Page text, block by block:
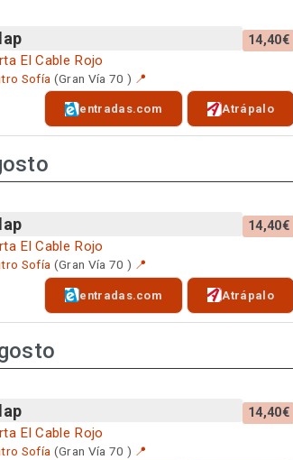
14,40€
El Cable Rojo
Sofía (Gran Vía 70 ) 📍
entradas.com Atrápalo
14,40€
El Cable Rojo
Sofía (Gran Vía 70 ) 📍
entradas.com Atrápalo
14,40€
El Cable Rojo
Sofía (Gran Vía 70 ) 📍